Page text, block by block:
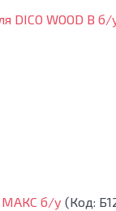
МАКС б/у (Код: